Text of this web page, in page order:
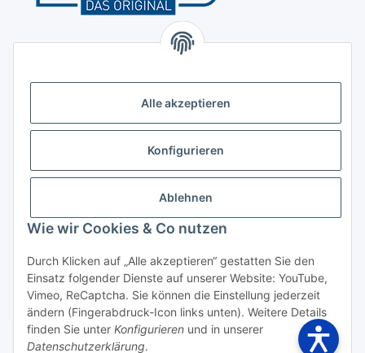
Alle akzeptieren
Konfigurieren
Ablehnen
Wie wir Cookies & Co nutzen
Durch Klicken auf „Alle akzeptieren“ gestatten Sie den
Einsatz folgender Dienste auf unserer Website: YouTube,
Vimeo, ReCaptcha. Sie können die Einstellung jederzeit
ändern (Fingerabdruck-Icon links unten). Weitere Details
finden Sie unter Konfigurieren und in unserer
Datenschutzerklärung.
Finden Sie uns auf Google Maps
Widerrufsbutton